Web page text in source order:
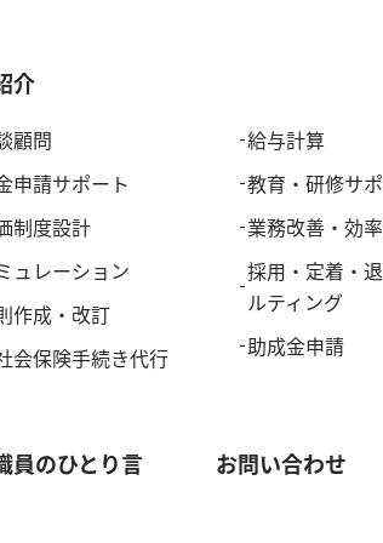
介
顧問
申請サポート
制度設計
ュレーション
作成・改訂
会保険手続き代行
給与計算
教育・研修サ
業務改善・効
採用・定着・
ルティング
助成金申請
員のひとり言 お問い合わせ